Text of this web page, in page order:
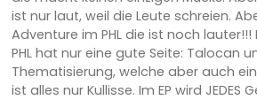
ist nur laut, weil die Leute schreien.
Adventure im PHL die ist noch lauter!!!
PHL hat nur eine gute Seite: Talocan
Thematisierung, welche aber auch
ist alles nur Kullisse. Im EP wird JEDES